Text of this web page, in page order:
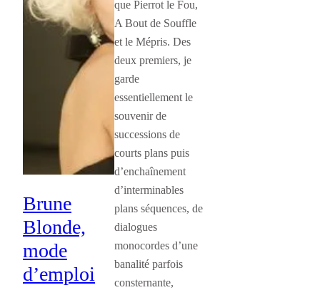
Brune
Blonde,
mode
d’emploi
que Pierrot le Fou,
A Bout de Souffle
et le Mépris. Des
deux premiers, je
garde
essentiellement le
souvenir de
successions de
courts plans puis
d’enchaînement
d’interminables
plans séquences, de
dialogues
monocordes d’une
banalité parfois
consternante,